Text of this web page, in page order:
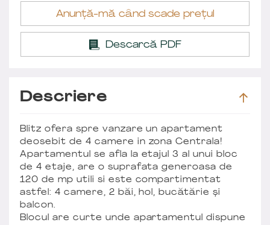
Anunță-mă când scade prețul
Descarcă PDF
Descriere
Blitz ofera spre vanzare un apartament
deosebit de 4 camere in zona Centrala!
Apartamentul se afla la etajul 3 al unui bloc
de 4 etaje, are o suprafata generoasa de
120 de mp utili si este compartimentat
astfel: 4 camere, 2 băi, hol, bucătărie și
balcon.
Blocul are curte unde apartamentul dispune